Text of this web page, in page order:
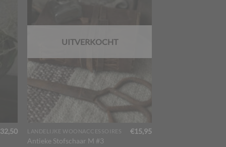
32,50
UITVERKOCHT
LANDELIJKE WOONACCESSOIRES
Antieke Stofschaar M #3
€15,95